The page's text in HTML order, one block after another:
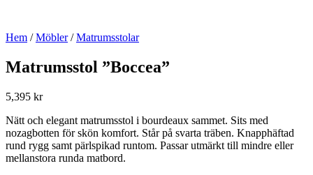
Hem /Möbler/Matrumsstolar
Matrumsstol ”Boccea”
5,395 kr
Nätt och elegant matrumsstol i bourdeaux sammet. Sits med
nozagbotten för skön komfort. Står på svarta träben. Knapphäftad
rund rygg samt pärlspikad runtom. Passar utmärkt till mindre eller
mellanstora runda matbord.